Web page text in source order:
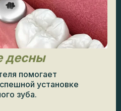
десны
помогает
установке
зуба.